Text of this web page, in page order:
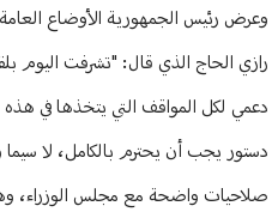
وعرض رئيس الجمهورية الأوضاع
رازي الحاج الذي قال: "تشرفت اليوم
دعمي لكل المواقف التي يتخذها في هذه
دستور يجب أن يحترم بالكامل، لا سيما
صلاحيات واضحة مع مجلس الوزراء،